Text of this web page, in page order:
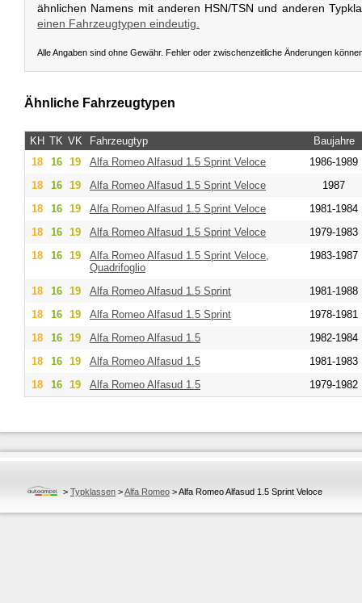
ähnlichen Namens mit anderen HSN/TSN und anderen
einen Fahrzeugtypen eindeutig.
Alle Angaben sind ohne Gewähr. Fehler oder zwischenzeitliche Änderungen
Ähnliche Fahrzeugtypen
KH TK VK Fahrzeugtyp
Baujahre
18
16 19 Alfa Romeo Alfasud 1.5 Sprint Veloce
1986-1989
18
16 19 Alfa Romeo Alfasud 1.5 Sprint Veloce
1987
18
16 19 Alfa Romeo Alfasud 1.5 Sprint Veloce
1981-1984
18
16 19 Alfa Romeo Alfasud 1.5 Sprint Veloce
1979-1983
18
16 19 Alfa Romeo Alfasud 1.5 Sprint Veloce,
Quadrifoglio
1983-1987
18 16 19 Alfa Romeo Alfasud 1.5 Sprint
1981-1988
18
16 19 Alfa Romeo Alfasud 1.5 Sprint
1978-1981
18
16 19 Alfa Romeo Alfasud 1.5
1982-1984
18
16 19 Alfa Romeo Alfasud 1.5
1981-1983
18
16 19 Alfa Romeo Alfasud 1.5 1979-1982
> Typklassen >Alfa Romeo >Alfa Romeo Alfasud 1.5 Sprint Veloce